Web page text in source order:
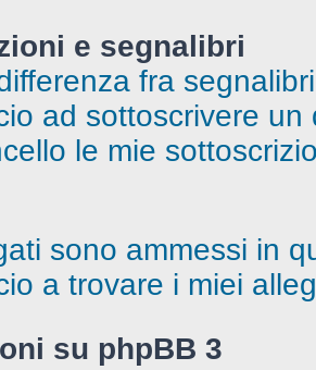
e segnalibri
fra
ad sottoscrivere
le mie
sono ammessi in
a trovare i miei
su phpBB 3